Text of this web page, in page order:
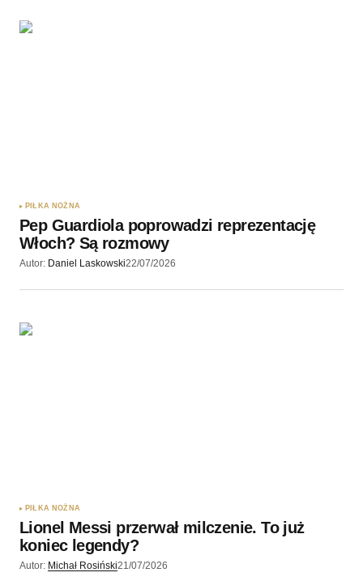
PIŁKA NOŻNA
Pep Guardiola poprowadzi reprezentację
Włoch? Są rozmowy
Autor: Daniel Laskowski22/07/2026
PIŁKA NOŻNA
Lionel Messi przerwał milczenie. To już
koniec legendy?
Autor: Michał Rosiński21/07/2026